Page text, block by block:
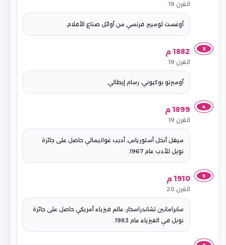
القرن 19
أوغست لوميير، فرنسي من أوائل صناع الأفلام.
3 1882 م
القرن 19
أومبرتو بوكيوني، رسام إيطالي.
4 1899 م
القرن 19
ميغل أنخل أستورياس، أديب غواتيمالي حاصل على جائزة
نوبل للأدب عام 1967.
5 1910 م
القرن 20
سابرامانين تشاندراسخار، عالم فيزياء أمريكي حاصل على جائزة
نوبل في الفيزياء عام 1983.